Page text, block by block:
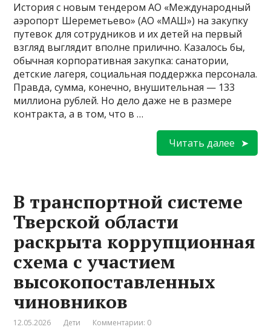
История с новым тендером АО «Международный
аэропорт Шереметьево» (АО «МАШ») на закупку
путевок для сотрудников и их детей на первый
взгляд выглядит вполне прилично. Казалось бы,
обычная корпоративная закупка: санатории,
детские лагеря, социальная поддержка персонала.
Правда, сумма, конечно, внушительная — 133
миллиона рублей. Но дело даже не в размере
контракта, а в том, что в …
Читать далее
В транспортной системе
Тверской области
раскрыта коррупционная
схема с участием
высокопоставленных
чиновников
12.05.2026 Дети Комментарии: 0